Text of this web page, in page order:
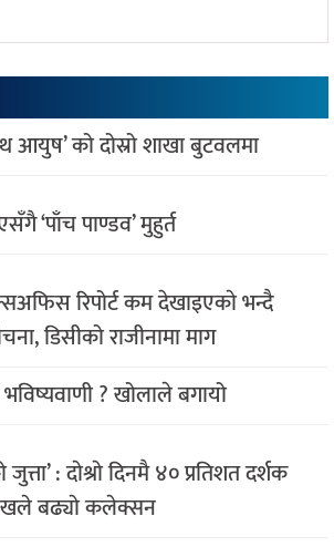
आयुष’ को दोस्रो शाखा बुटवलमा
‘पाँच पाण्डव’ मुहुर्त
रिपोर्ट कम देखाइएकाे भन्दै
डिसीको राजीनामा माग
? खोलाले बगायो
जुत्ता’ : दाेश्राे दिनमै ४० प्रतिशत दर्शक
बढ्याे कलेक्सन